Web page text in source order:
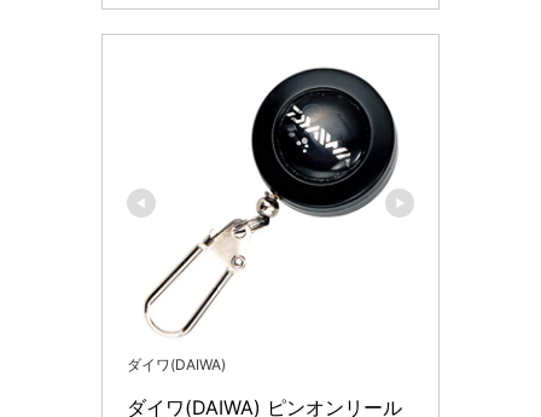
ダイワ(DAIWA)
ダイワ(DAIWA) ピンオンリール